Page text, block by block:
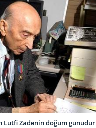
Lütfi Zadənin doğum günüdür